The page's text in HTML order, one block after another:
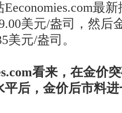
最新
美元/盎司，然后
美元/盎司。
看来，在金价
平后，金价后市料